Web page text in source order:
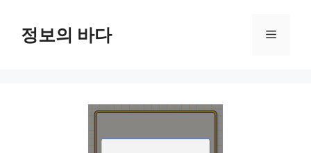
정보의 바다 메